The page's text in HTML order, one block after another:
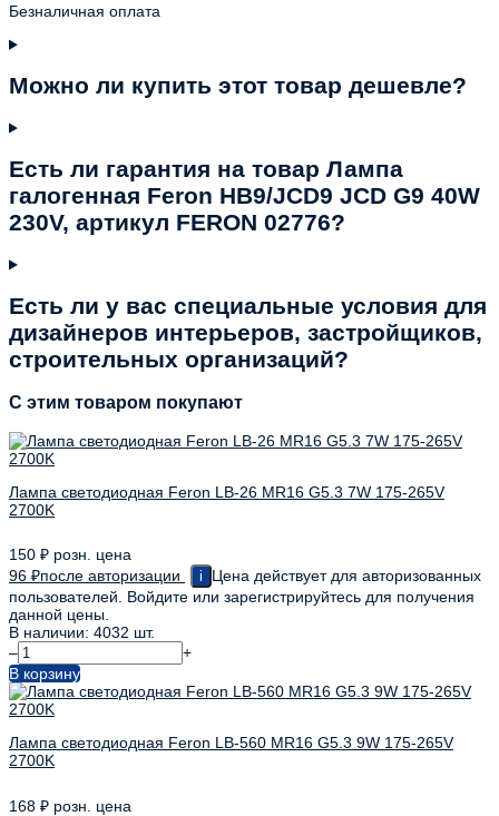
Безналичная оплата
Можно ли купить этот товар дешевле?
Есть ли гарантия на товар Лампа
галогенная Feron HB9/JCD9 JCD G9 40W
230V, артикул FERON 02776?
Есть ли у вас специальные условия для
дизайнеров интерьеров, застройщиков,
строительных организаций?
C этим товаром покупают
Лампа светодиодная Feron LB-26 MR16 G5.3 7W 175-265V
2700K
150 ₽ розн. цена
96 ₽после авторизации i
Цена действует для авторизованных
пользователей. Войдите или зарегистрируйтесь для получения
данной цены.
В наличии: 4032 шт.
–
+
В корзину
Лампа светодиодная Feron LB-560 MR16 G5.3 9W 175-265V
2700K
168 ₽ розн. цена